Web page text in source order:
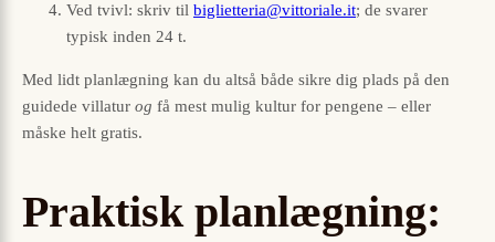
Ved tvivl: skriv til biglietteria@vittoriale.it; de svarer
typisk inden 24 t.
Med lidt planlægning kan du altså både sikre dig plads på den
guidede villatur og få mest mulig kultur for pengene – eller
måske helt gratis.
Praktisk planlægning: